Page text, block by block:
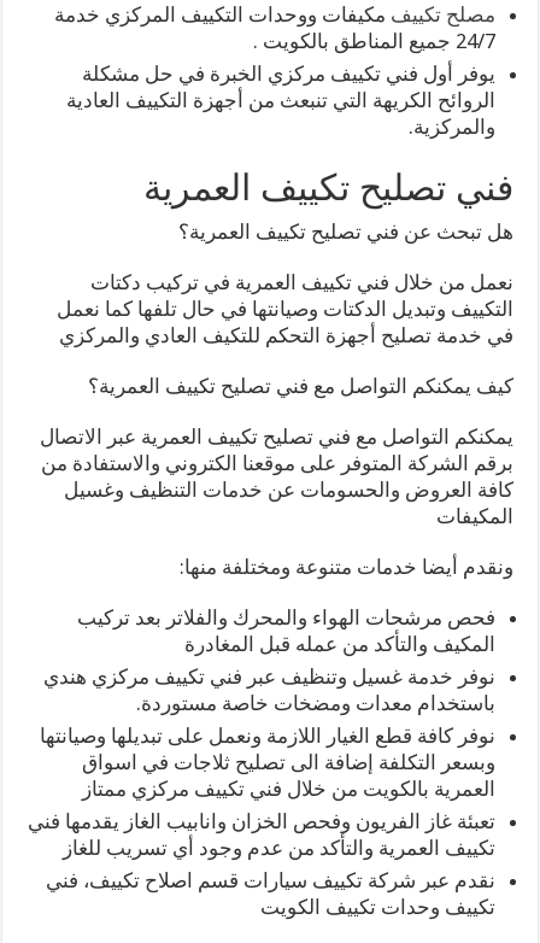
مصلح تكييف مكيفات ووحدات التكييف المركزي خدمة
24/7 جميع المناطق بالكويت .
يوفر أول فني تكييف مركزي الخبرة في حل مشكلة
الروائح الكريهة التي تنبعث من أجهزة التكييف العادية
والمركزية.
فني تصليح تكييف العمرية
هل تبحث عن فني تصليح تكييف العمرية؟
نعمل من خلال فني تكييف العمرية في تركيب دكتات
التكييف وتبديل الدكتات وصيانتها في حال تلفها كما نعمل
في خدمة تصليح أجهزة التحكم للتكيف العادي والمركزي
كيف يمكنكم التواصل مع فني تصليح تكييف العمرية؟
يمكنكم التواصل مع فني تصليح تكييف العمرية عبر الاتصال
برقم الشركة المتوفر على موقعنا الكتروني والاستفادة من
كافة العروض والحسومات عن خدمات التنظيف وغسيل
المكيفات
ونقدم أيضا خدمات متنوعة ومختلفة منها:
فحص مرشحات الهواء والمحرك والفلاتر بعد تركيب
المكيف والتأكد من عمله قبل المغادرة
نوفر خدمة غسيل وتنظيف عبر فني تكييف مركزي هندي
باستخدام معدات ومضخات خاصة مستوردة.
نوفر كافة قطع الغيار اللازمة ونعمل على تبديلها وصيانتها
وبسعر التكلفة إضافة الى تصليح ثلاجات في اسواق
العمرية بالكويت من خلال فني تكييف مركزي ممتاز
تعبئة غاز الفريون وفحص الخزان وانابيب الغاز يقدمها فني
تكييف العمرية والتأكد من عدم وجود أي تسريب للغاز
نقدم عبر شركة تكييف سيارات قسم اصلاح تكييف، فني
تكييف وحدات تكييف الكويت